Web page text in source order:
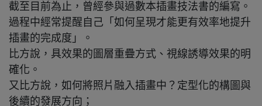
截至目前為止，曾經參與過數本插畫技法書的編寫。
過程中經常提醒自己「如何呈現才能更有效率地提升
插畫的完成度」。
比方說，具效果的圖層重疊方式、視線誘導效果的明
確化。
又比方說，如何將照片融入插畫中？定型化的構圖與
後續的發展方向；